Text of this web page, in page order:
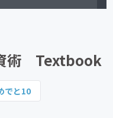
資術 Textbook
でと10